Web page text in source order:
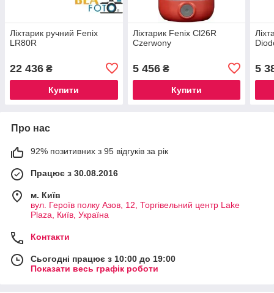
Ліхтарик ручний Fenix
LR80R
22 436 ₴
Купити
Ліхтарик Fenix Cl26R
Czerwony
5 456₴
Купити
5
Про нас
92% позитивних з 95 відгуків за рік
Працює з 30.08.2016
м. Київ
вул. Героїв полку Азов, 12, Торгівельний центр Lake
Plaza, Київ, Україна
Контакти
Сьогодні працює з 10:00 до 19:00
Показати весь графік роботи